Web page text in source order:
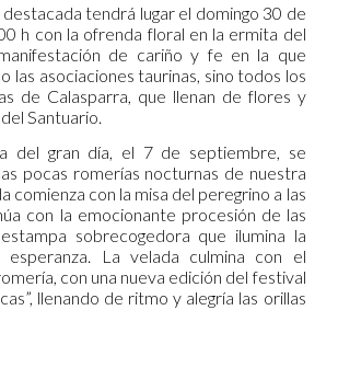
tendrá lugar el domingo 30 de
h con la ofrenda floral en la ermita del
de cariño y fe en la que
las asociaciones taurinas, sino todos los
de Calasparra, que llenan de flores y
Santuario.
del gran día, el 7 de septiembre, se
pocas romerías nocturnas de nuestra
comienza con la misa del peregrino a las
con la emocionante procesión de las
sobrecogedora que ilumina la
La velada culmina con el
con una nueva edición del festival
llenando de ritmo y alegría las orillas